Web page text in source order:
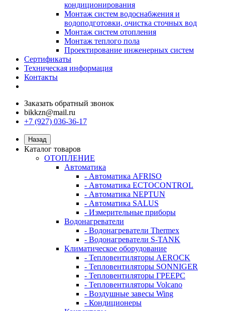
кондиционирования
Монтаж систем водоснабжения и
водоподготовки, очистка сточных вод
Монтаж систем отопления
Монтаж теплого пола
Проектирование инженерных систем
Сертификаты
Техническая информация
Контакты
Заказать обратный звонок
bikkzn@mail.ru
+7 (927) 036-36-17
Назад
Каталог товаров
ОТОПЛЕНИЕ
Автоматика
- Автоматика AFRISO
- Автоматика ECTOCONTROL
- Автоматика NEPTUN
- Автоматика SALUS
- Измерительные приборы
Водонагреватели
- Водонагреватели Thermex
- Водонагреватели S-TANK
Климатическое оборудование
- Тепловентиляторы AEROCK
- Тепловентиляторы SONNIGER
- Тепловентиляторы ГРЕЕРС
- Тепловентиляторы Volcano
- Воздушные завесы Wing
- Кондиционеры